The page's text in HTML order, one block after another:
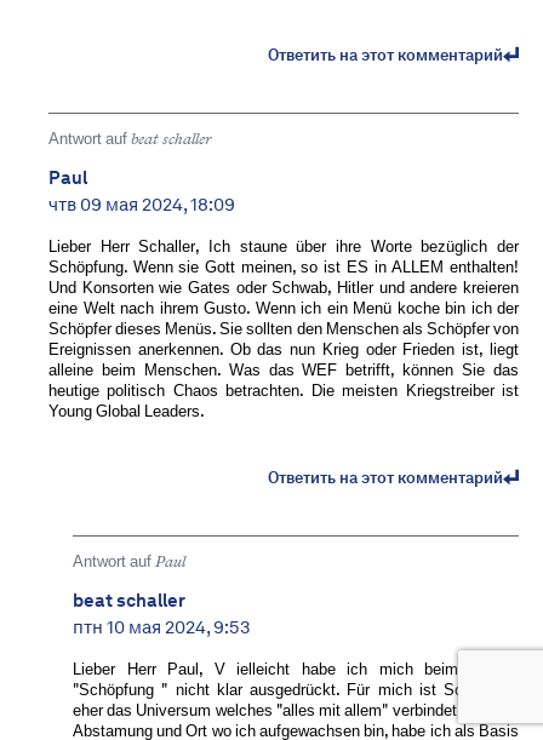
Ответить на этот комментарий
Antwort auf beat schaller
Paul
чтв 09 мая 2024, 18:09
Lieber Herr Schaller, Ich staune über ihre Worte bezüglich der
Schöpfung. Wenn sie Gott meinen, so ist ES in ALLEM enthalten!
Und Konsorten wie Gates oder Schwab, Hitler und andere kreieren
eine Welt nach ihrem Gusto. Wenn ich ein Menü koche bin ich der
Schöpfer dieses Menüs. Sie sollten den Menschen als Schöpfer von
Ereignissen anerkennen. Ob das nun Krieg oder Frieden ist, liegt
alleine beim Menschen. Was das WEF betrifft, können Sie das
heutige politisch Chaos betrachten. Die meisten Kriegstreiber ist
Young Global Leaders.
Ответить на этот комментарий
Antwort auf Paul
beat schaller
птн 10 мая 2024, 9:53
Lieber Herr Paul, V ielleicht habe ich mich beim Thema
"Schöpfung " nicht klar ausgedrückt. Für mich ist Schöpfung
eher das Universum welches "alles mit allem" verbindet. Je nach
Abstamung und Ort wo ich aufgewachsen bin, habe ich als Basis